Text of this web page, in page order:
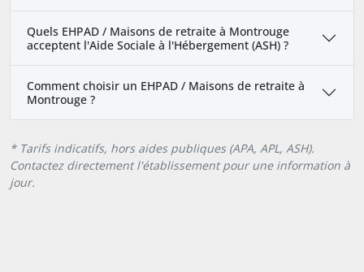
Quels EHPAD / Maisons de retraite à Montrouge
acceptent l'Aide Sociale à l'Hébergement (ASH) ?
Comment choisir un EHPAD / Maisons de retraite à
Montrouge ?
* Tarifs indicatifs, hors aides publiques (APA, APL, ASH).
Contactez directement l'établissement pour une information à
jour.